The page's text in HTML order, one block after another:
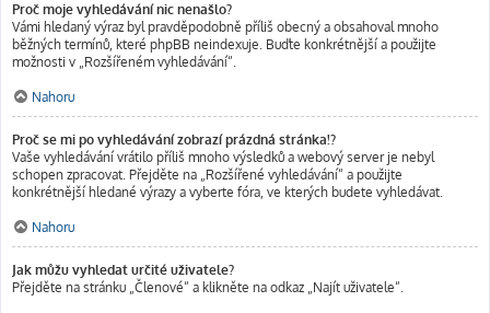
Proč moje vyhledávání nic nenašlo?
Vámi hledaný výraz byl pravděpodobně příliš obecný a obsahoval mnoho
běžných termínů, které phpBB neindexuje. Buďte konkrétnější a použijte
možnosti v „Rozšířeném vyhledávání“.
Nahoru
Proč se mi po vyhledávání zobrazí prázdná stránka!?
Vaše vyhledávání vrátilo příliš mnoho výsledků a webový server je nebyl
schopen zpracovat. Přejděte na „Rozšířené vyhledávání“ a použijte
konkrétnější hledané výrazy a vyberte fóra, ve kterých budete vyhledávat.
Nahoru
Jak můžu vyhledat určité uživatele?
Přejděte na stránku „Členové“ a klikněte na odkaz „Najít uživatele“.